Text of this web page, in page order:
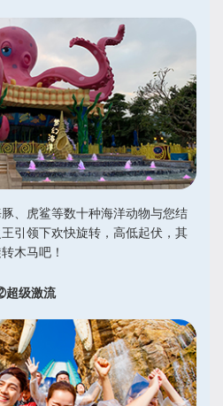
、虎鲨等数十种海洋动物与您结
引领下欢快旋转，高低起伏，其
木马吧！
级激流